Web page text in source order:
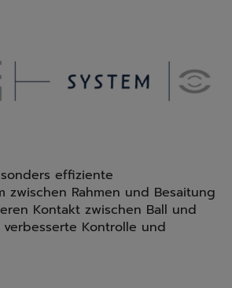
effiziente
zwischen Rahmen und Besaitung
Kontakt zwischen Ball und
Kontrolle und